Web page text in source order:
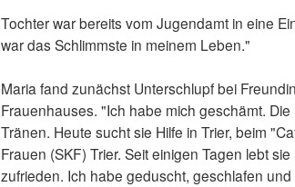
Tochter war bereits vom Jugendamt in eine
war das Schlimmste in meinem Leben."
Maria fand zunächst Unterschlupf bei
Frauenhauses. "Ich habe mich geschämt.
Tränen. Heute sucht sie Hilfe in Trier, beim
Frauen (SKF) Trier. Seit einigen Tagen lebt
zufrieden. Ich habe geduscht, geschlafen